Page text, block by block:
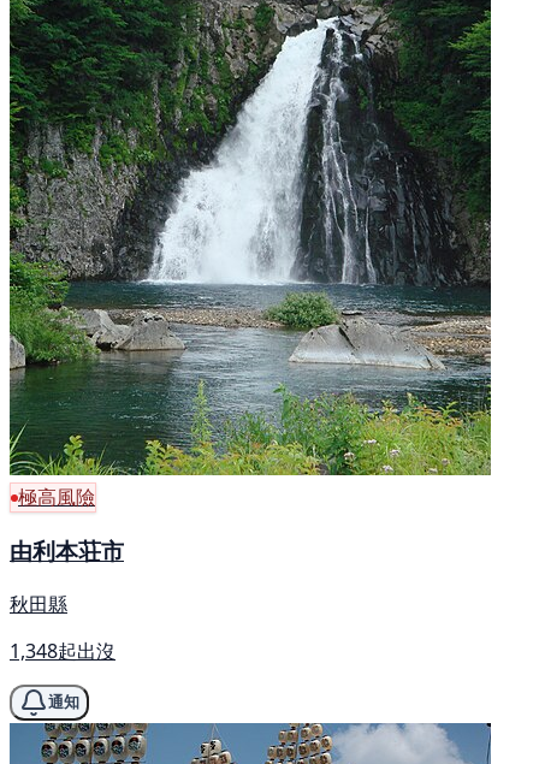
極高風險
由利本荘市
秋田縣
1,348起出沒
通知